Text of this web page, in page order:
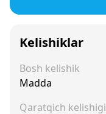
Kelishiklar
Bosh kelishik
Madda
Qaratqich kelishigi